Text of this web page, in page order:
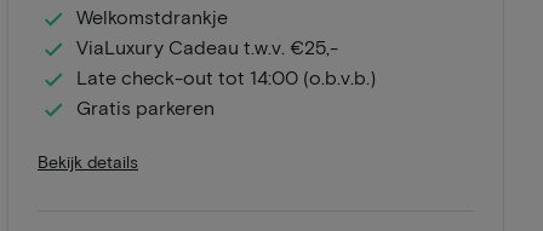
Welkomstdrankje
ViaLuxury Cadeau t.w.v. €25,-
Late check-out tot 14:00 (o.b.v.b.)
Gratis parkeren
Bekijk details